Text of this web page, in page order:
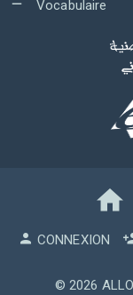
Vocabulaire
CONNEXION
© 2026